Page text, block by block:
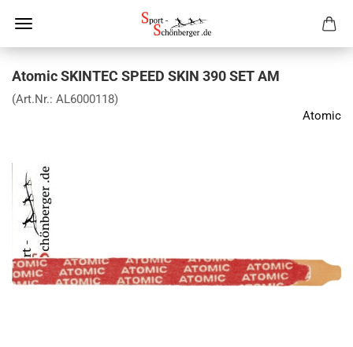
Atomic SKINTEC SPEED SKIN 390 SET AM
(Art.Nr.: AL6000118)
Atomic